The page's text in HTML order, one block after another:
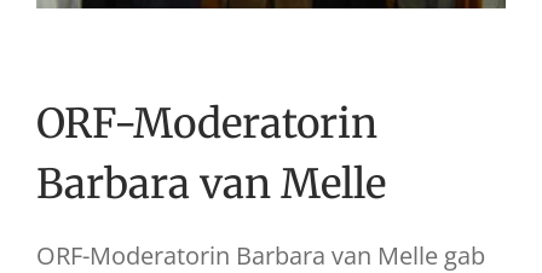
ORF-Moderatorin
Barbara van Melle
ORF-Moderatorin Barbara van Melle gab